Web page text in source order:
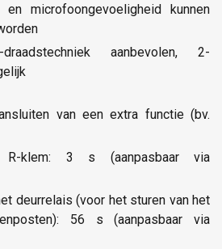
microfoongevoeligheid kunnen
draadstechniek aanbevolen, 2-
van een extra functie (bv.
R-klem: 3 s (aanpasbaar via
deurrelais (voor het sturen van het
56 s (aanpasbaar via